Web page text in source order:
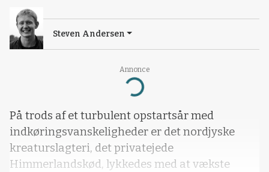
Annonce
Loading...
Steven Andersen
På trods af et turbulent opstartsår med
indkøringsvanskeligheder er det nordjyske
kreaturslagteri, det privatejede
Himmerlandskød, lykkedes med at vækste